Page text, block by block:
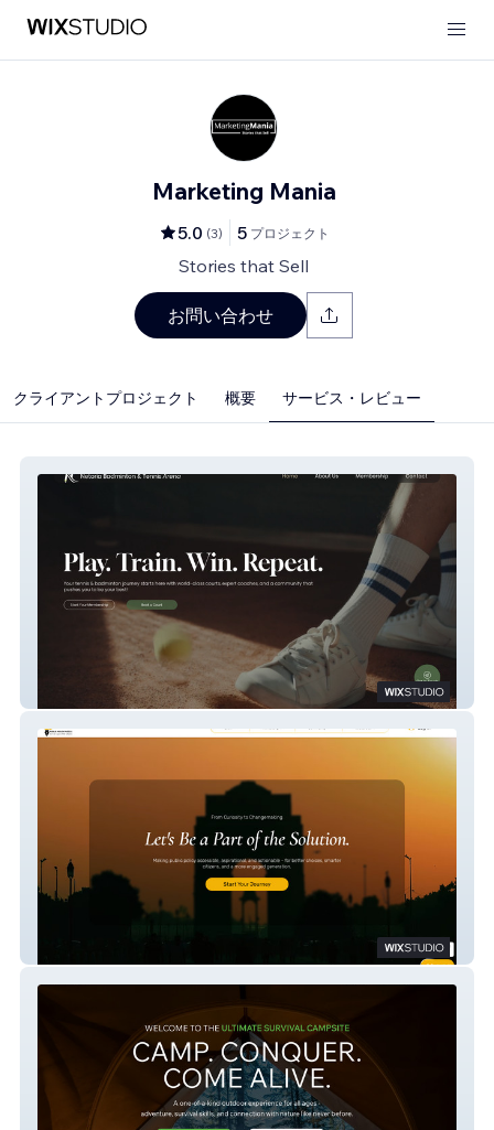
Marketing Mania
5.0 (3) 5 プロジェクト
Stories that Sell
お問い合わせ
クライアントプロジェクト 概要 サービス・レビュー
Public Policy Puzzle